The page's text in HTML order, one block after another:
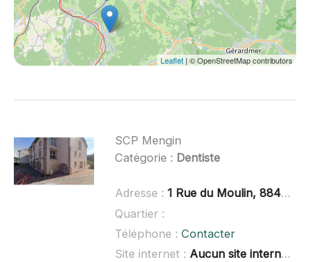
Leaflet | © OpenStreetMap contributors
SCP Mengin
Catégorie : Dentiste
Adresse : 1 Rue du Moulin, 88460 Cheniménil
Quartier :
Téléphone : Contacter
Site internet : Aucun site internet connu